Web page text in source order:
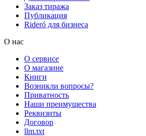
Заказ тиража
Публикация
Rideró для бизнеса
О нас
О сервисе
О магазине
Книги
Возникли вопросы?
Приватность
Наши преимущества
Реквизиты
Договор
llm.txt